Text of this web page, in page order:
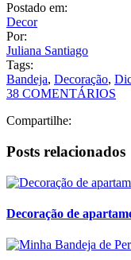
Postado em:
Decor
Por:
Juliana Santiago
Tags:
Bandeja, Decoração,
38 COMENTÁRIOS
Compartilhe:
Posts relacionados
Decoração de